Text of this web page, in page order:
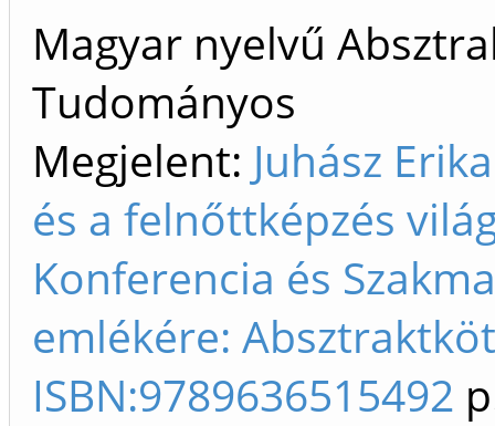
Magyar nyelvű
Tudományos
Megjelent: Juhász
és a felnőttképzés
Konferencia és
emlékére:
ISBN:9789636515492